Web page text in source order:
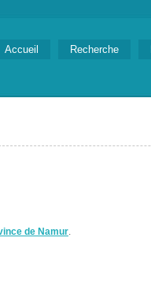
Accueil Recherche
de Namur.